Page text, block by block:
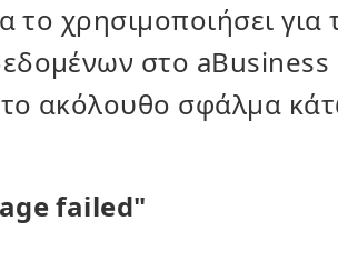
το χρησιμοποιήσει για
στο
το ακόλουθο σφάλμα
failed"